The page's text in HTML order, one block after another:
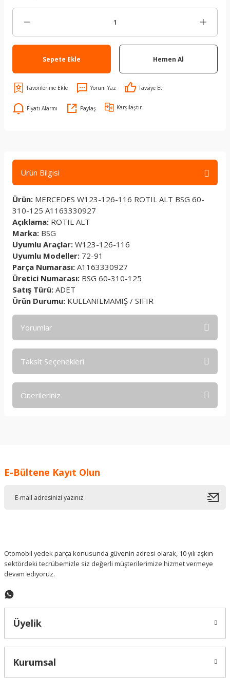
Sepete Ekle Hemen Al
Yorum Yaz Tavsiye Et
Fiyatı Alarmı Paylaş Karşılaştır
Ürün Bilgisi
Ürün: MERCEDES W123-126-116 ROTIL ALT BSG 60-
310-125 A1163330927
Açıklama: ROTIL ALT
Marka: BSG
Uyumlu Araçlar: W123-126-116
Uyumlu Modeller: 72-91
Parça Numarası: A1163330927
Üretici Numarası: BSG 60-310-125
Satış Türü: ADET
Ürün Durumu: KULLANILMAMIŞ / SIFIR
Yorumlar
Taksit Seçenekleri
Önerileriniz
Ürün resmi kalitesiz, bozuk veya görüntülenemiyor.
E-Bültene Kayıt Olun
Otomobil yedek parça konusunda güvenin adresi olarak, 10 yılı aşkın
sektördeki tecrübemizle siz değerli müşterilerimize hizmet vermeye
devam ediyoruz.
Üyelik
Kurumsal